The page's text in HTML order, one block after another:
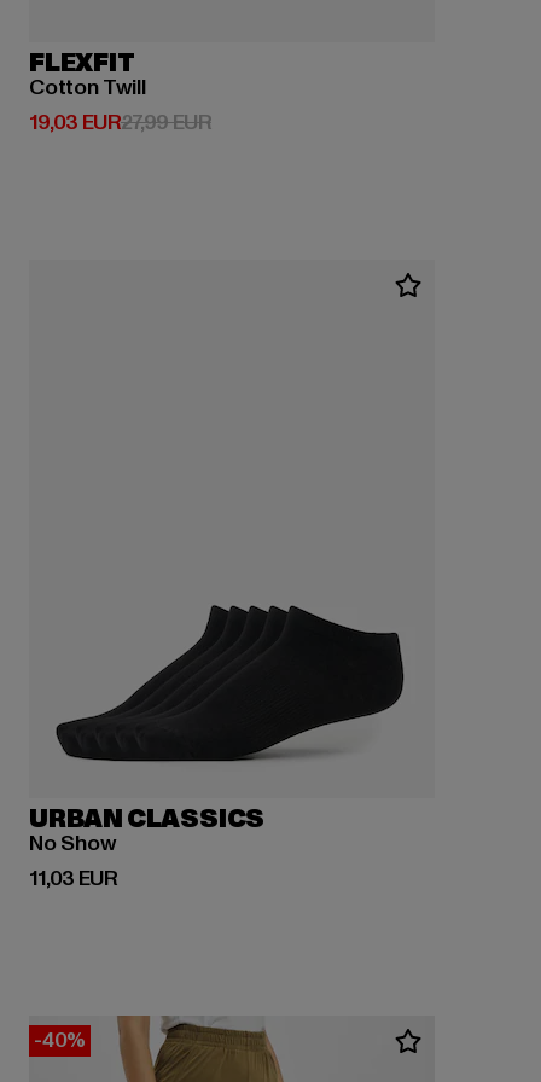
FLEXFIT
Cotton Twill
19,03 EUR
Derzeitiger Preis: 19,03 EUR
27,99 EURAktionspreis: 27,99 EUR
URBAN CLASSICS
No Show
11,03 EUR
Derzeitiger Preis: 11,03 EUR
-40%